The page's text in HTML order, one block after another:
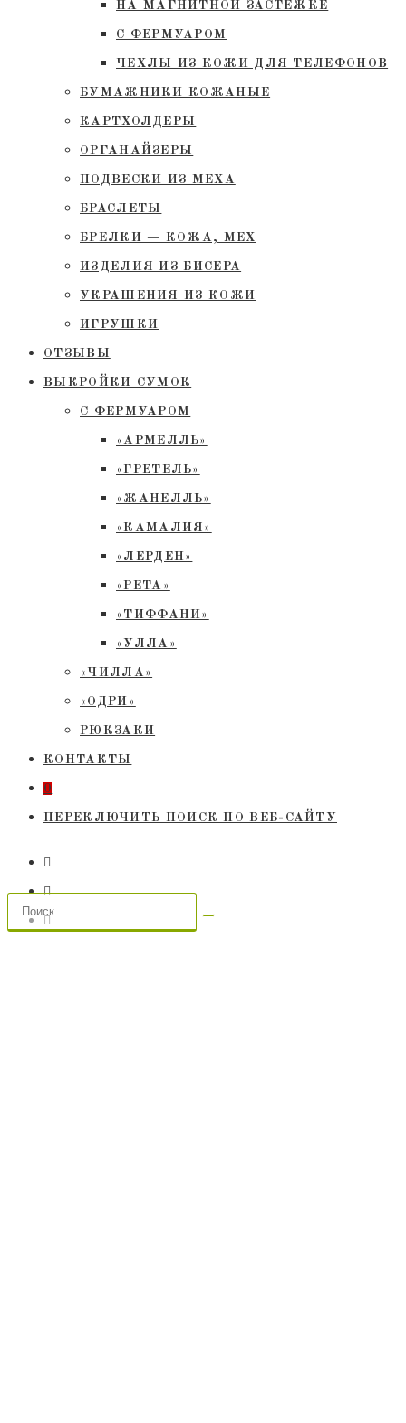
НА МАГНИТНОЙ ЗАСТЕЖКЕ
С ФЕРМУАРОМ
ЧЕХЛЫ ИЗ КОЖИ ДЛЯ ТЕЛЕФОНОВ
БУМАЖНИКИ КОЖАНЫЕ
КАРТХОЛДЕРЫ
ОРГАНАЙЗЕРЫ
ПОДВЕСКИ ИЗ МЕХА
БРАСЛЕТЫ
БРЕЛКИ — КОЖА, МЕХ
ИЗДЕЛИЯ ИЗ БИСЕРА
УКРАШЕНИЯ ИЗ КОЖИ
ИГРУШКИ
ОТЗЫВЫ
ВЫКРОЙКИ СУМОК
С ФЕРМУАРОМ
«АРМЕЛЛЬ»
«ГРЕТЕЛЬ»
«ЖАНЕЛЛЬ»
«КАМАЛИЯ»
«ЛЕРДЕН»
«РЕТА»
«ТИФФАНИ»
«УЛЛА»
«ЧИЛЛА»
«ОДРИ»
РЮКЗАКИ
КОНТАКТЫ
0
ПЕРЕКЛЮЧИТЬ ПОИСК ПО ВЕБ-САЙТУ